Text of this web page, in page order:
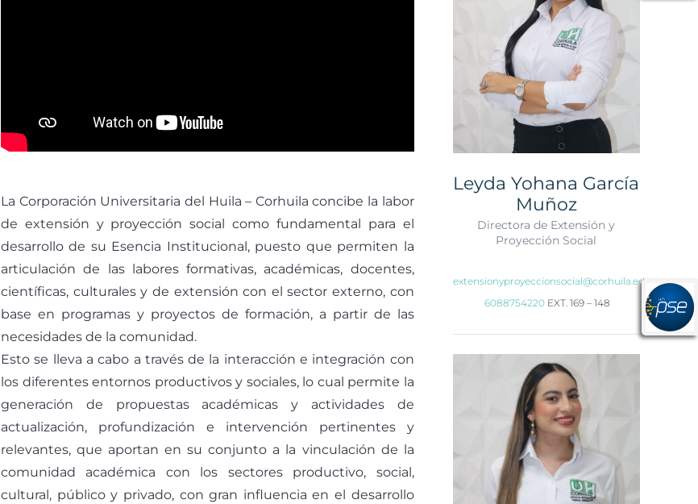
La Corporación Universitaria del Huila – Corhuila concibe la labor
de extensión y proyección social como fundamental para el
desarrollo de su Esencia Institucional, puesto que permiten la
articulación de las labores formativas, académicas, docentes,
científicas, culturales y de extensión con el sector externo, con
base en programas y proyectos de formación, a partir de las
necesidades de la comunidad.
Esto se lleva a cabo a través de la interacción e integración con
los diferentes entornos productivos y sociales, lo cual permite la
generación de propuestas académicas y actividades de
actualización, profundización e intervención pertinentes y
relevantes, que aportan en su conjunto a la vinculación de la
comunidad académica con los sectores productivo, social,
cultural, público y privado, con gran influencia en el desarrollo
Leyda Yohana García
Muñoz
Directora de Extensión y
Proyección Social
extensionyproyeccionsocial@corhuila.edu.co
6088754220 EXT. 169 – 148